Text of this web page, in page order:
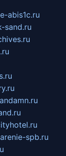
e-abis1c.ru
sand.ru
spb.ru